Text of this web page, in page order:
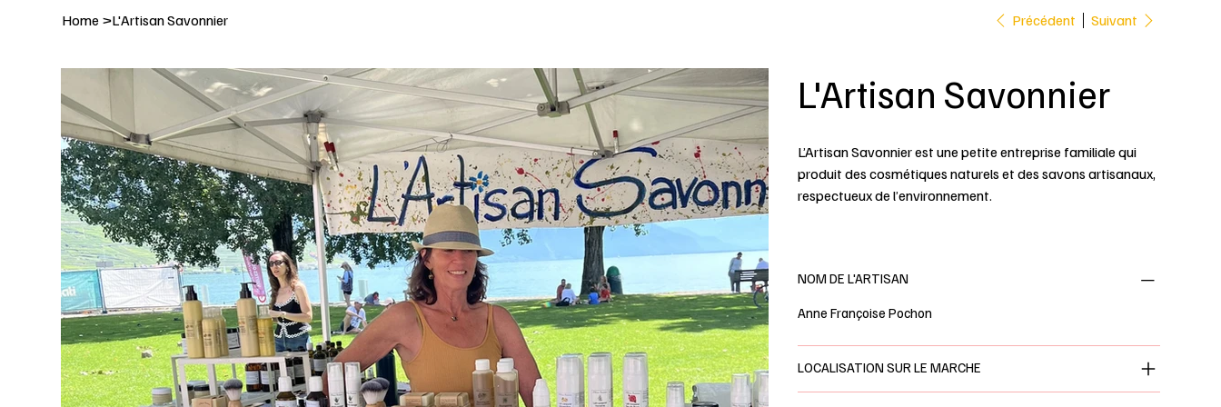
Home >L'Artisan Savonnier Précédent Suivant
L'Artisan Savonnier
L’Artisan Savonnier est une petite entreprise familiale qui
produit des cosmétiques naturels et des savons artisanaux,
respectueux de l’environnement.
NOM DE L'ARTISAN
Anne Françoise Pochon
LOCALISATION SUR LE MARCHE